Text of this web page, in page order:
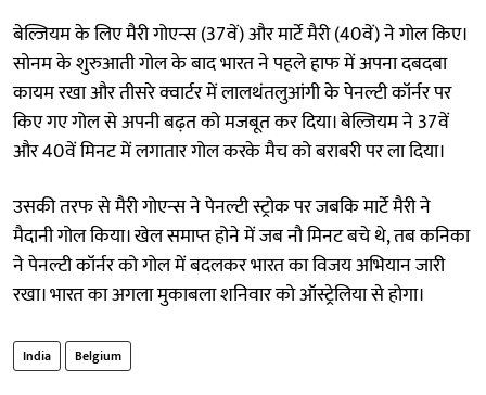
बेल्जियम के लिए मैरी गोएन्स (37वें) और मार्टे मैरी (40वें) ने गोल किए।
सोनम के शुरुआती गोल के बाद भारत ने पहले हाफ में अपना दबदबा
कायम रखा और तीसरे क्वार्टर में लालथंतलुआंगी के पेनल्टी कॉर्नर पर
किए गए गोल से अपनी बढ़त को मजबूत कर दिया। बेल्जियम ने 37वें
और 40वें मिनट में लगातार गोल करके मैच को बराबरी पर ला दिया।
उसकी तरफ से मैरी गोएन्स ने पेनल्टी स्ट्रोक पर जबकि मार्टे मैरी ने
मैदानी गोल किया। खेल समाप्त होने में जब नौ मिनट बचे थे, तब कनिका
ने पेनल्टी कॉर्नर को गोल में बदलकर भारत का विजय अभियान जारी
रखा। भारत का अगला मुकाबला शनिवार को ऑस्ट्रेलिया से होगा।
India Belgium